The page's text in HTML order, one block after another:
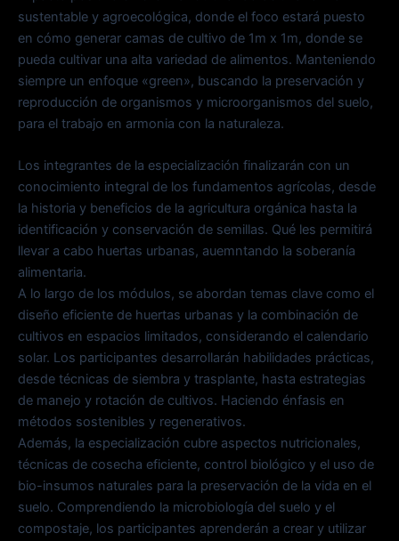
sustentable y agroecológica, donde el foco estará puesto
en cómo generar camas de cultivo de 1m x 1m, donde se
pueda cultivar una alta variedad de alimentos. Manteniendo
siempre un enfoque «green», buscando la preservación y
reproducción de organismos y microorganismos del suelo,
para el trabajo en armonia con la naturaleza.
Los integrantes de la especialización finalizarán con un
conocimiento integral de los fundamentos agrícolas, desde
la historia y beneficios de la agricultura orgánica hasta la
identificación y conservación de semillas. Qué les permitirá
llevar a cabo huertas urbanas, auemntando la soberanía
alimentaria.
A lo largo de los módulos, se abordan temas clave como el
diseño eficiente de huertas urbanas y la combinación de
cultivos en espacios limitados, considerando el calendario
solar. Los participantes desarrollarán habilidades prácticas,
desde técnicas de siembra y trasplante, hasta estrategias
de manejo y rotación de cultivos. Haciendo énfasis en
métodos sostenibles y regenerativos.
Además, la especialización cubre aspectos nutricionales,
técnicas de cosecha eficiente, control biológico y el uso de
bio-insumos naturales para la preservación de la vida en el
suelo. Comprendiendo la microbiología del suelo y el
compostaje, los participantes aprenderán a crear y utilizar